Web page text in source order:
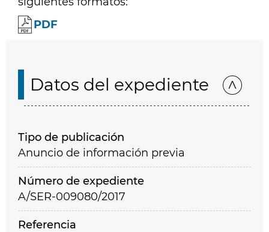
PDF
Datos del expediente
Tipo de publicación
Anuncio de información previa
Número de expediente
A/SER-009080/2017
Referencia